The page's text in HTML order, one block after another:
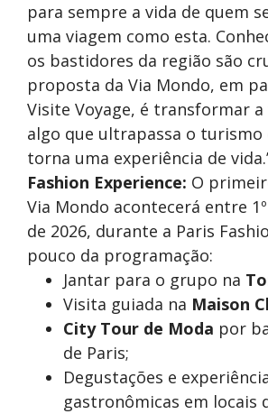
para sempre a vida de quem
uma viagem como esta.
os bastidores da região são
proposta da Via Mondo, em
Visite Voyage, é transformar a
algo que ultrapassa o turismo
torna uma experiência de
Fashion Experience: O
Via Mondo acontecerá entre
de 2026, durante a Paris
pouco da programação:
Jantar para o grupo na
Visita guiada na Maison
City Tour de Moda por
de Paris;
Degustações e
gastronômicas em locais